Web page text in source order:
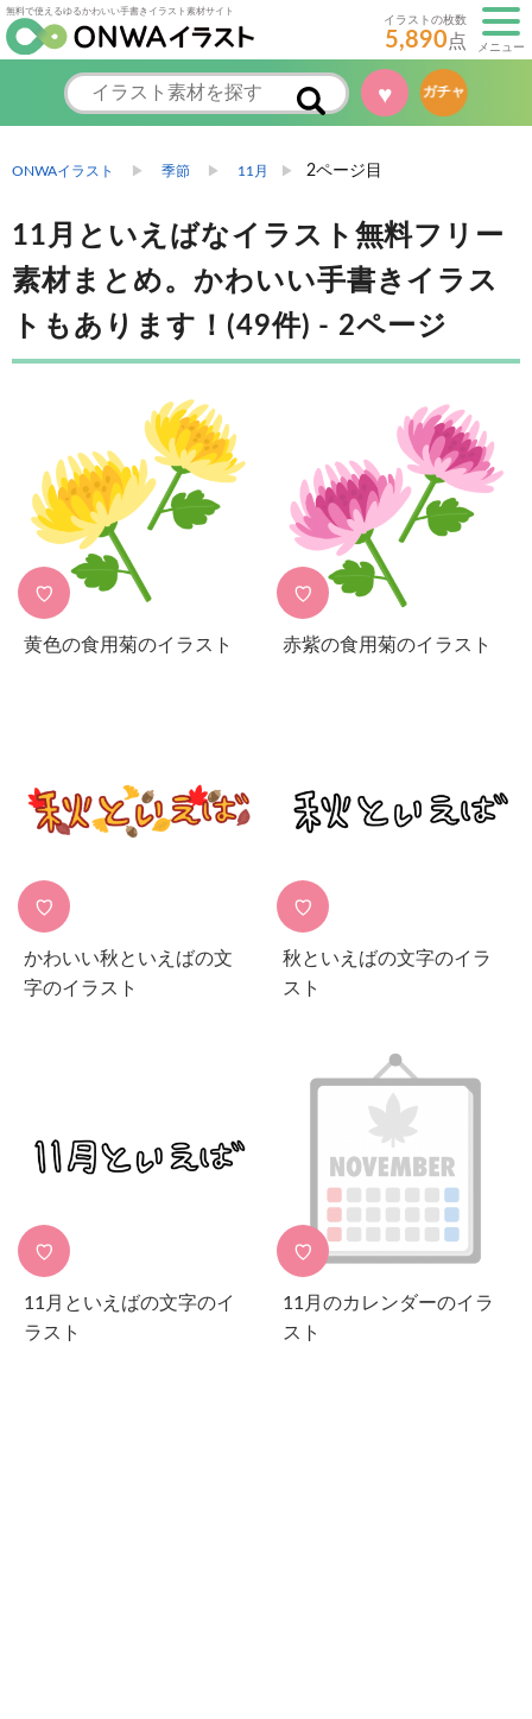
無料で使えるゆるかわいい手書きイラスト素材サイト
イラストの枚数
5,890点 メニュー
♥ ガチャ
ONWAイラスト 季節 11月 2ページ目
11月といえばなイラスト無料フリー
素材まとめ。かわいい手書きイラス
トもあります！(49件) - 2ページ
♡
黄色の食用菊のイラスト
♡
赤紫の食用菊のイラスト
♡
かわいい秋といえばの文
字のイラスト
♡
秋といえばの文字のイラ
スト
♡
11月といえばの文字のイ
ラスト
♡
11月のカレンダーのイラ
スト